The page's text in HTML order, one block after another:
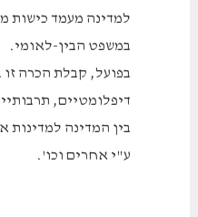
למדינה מעמד כישות
במשפט הבין-לאומי.
בפועל, קבלת הכרה
דיפלומטיים,
בין המדינה למדינות
ע"י אחרים וכו'.